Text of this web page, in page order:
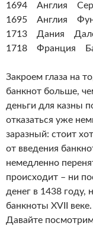
1694 Англия
1695 Англия
1713 Дания
1718 Франция
Закроем глаза на
банкнот больше,
деньги для казны
отказаться уже
заразный: стоит
от введения
немедленно
происходит – ни
денег в 1438
банкноты XVII веке.
Давайте